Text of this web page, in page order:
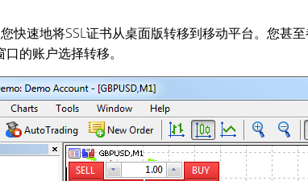
快速地将SSL证书从桌面版转移到移动平台。您甚
的账户选择转移。